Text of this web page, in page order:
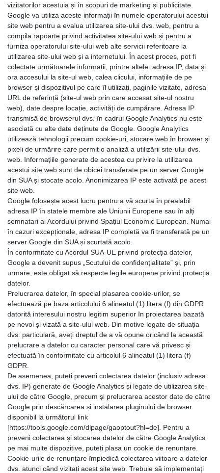
vizitatorilor acestuia și în scopuri de marketing și publicitate.
Google va utiliza aceste informații în numele operatorului acestui
site web pentru a evalua utilizarea site-ului dvs. web, pentru a
compila rapoarte privind activitatea site-ului web și pentru a
furniza operatorului site-ului web alte servicii referitoare la
utilizarea site-ului web și a internetului. În acest proces, pot fi
colectate următoarele informații, printre altele: adresa IP, data și
ora accesului la site-ul web, calea clicului, informațiile de pe
browser și dispozitivul pe care îl utilizați, paginile vizitate, adresa
URL de referință (site-ul web prin care accesat site-ul nostru
web), date despre locație, activități de cumpărare. Adresa IP
transmisă de browserul dvs. în cadrul Google Analytics nu este
asociată cu alte date deținute de Google. Google Analytics
utilizează tehnologii precum cookie-uri, stocare web în browser și
pixeli de urmărire care permit o analiză a utilizării site-ului dvs.
web. Informațiile generate de acestea cu privire la utilizarea
acestui site web sunt de obicei transferate pe un server Google
din SUA și stocate acolo. Anonimizarea IP este activată pe acest
site web.
Google folosește acest lucru pentru a vă scurta în prealabil
adresa IP în statele membre ale Uniunii Europene sau în alți
semnatari ai Acordului privind Spațiul Economic European. Numai
în cazuri excepționale, adresa IP completă va fi transferată pe un
server Google din SUA și scurtată acolo.
În conformitate cu Acordul SUA-UE privind protecția datelor,
Google a devenit supus „Scutului de confidențialitate” și, prin
urmare, este obligat să respecte legile europene privind protecția
datelor.
Prelucrarea datelor, în special plasarea cookie-urilor, se
efectuează pe baza articolului 6 alineatul (1) litera (f) din GDPR
datorită interesului nostru legitim superior în proiectarea bazată
pe nevoi și vizată a site-ului web. Din motive legate de situația
dvs. particulară, aveți dreptul de a vă opune oricând la această
prelucrare a datelor cu caracter personal care vă privesc și
efectuată în conformitate cu articolul 6 alineatul (1) litera (f)
GDPR.
De asemenea, puteți preveni colectarea datelor (inclusiv adresa
dvs. IP) generate de Google Analytics și legate de utilizarea site-
ului de către Google, precum și prelucrarea acestor date de către
Google prin descărcarea și instalarea pluginului de browser
disponibil la următorul link
[https://tools.google.com/dlpage/gaoptout?hl=de]. Pentru a
preveni colectarea și stocarea datelor de către Google Analytics
pe mai multe dispozitive, puteți plasa un cookie de renunțare.
Cookie-urile de renunțare împiedică colectarea viitoare a datelor
dvs. atunci când vizitați acest site web. Trebuie să implementați